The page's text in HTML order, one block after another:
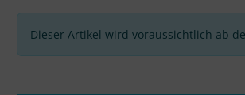
Dieser Artikel wird voraussichtlich ab